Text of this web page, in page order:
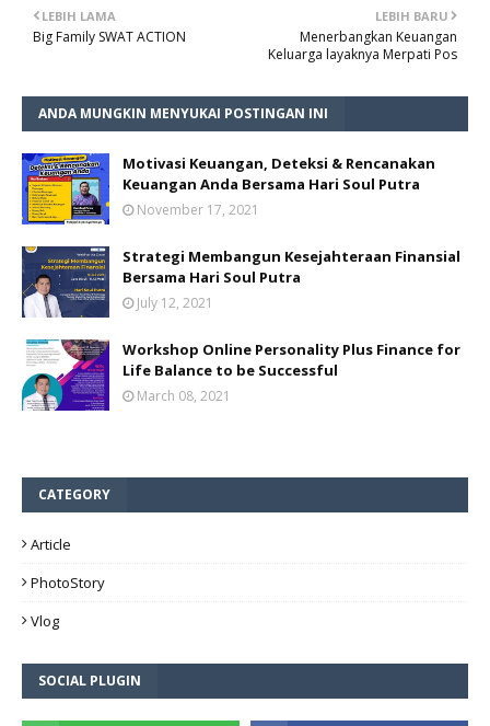
LEBIH BARU
Menerbangkan Keuangan
Keluarga layaknya Merpati Pos
LEBIH LAMA
Big Family SWAT ACTION
ANDA MUNGKIN MENYUKAI POSTINGAN INI
Motivasi Keuangan, Deteksi & Rencanakan
Keuangan Anda Bersama Hari Soul Putra
November 17, 2021
Strategi Membangun Kesejahteraan Finansial
Bersama Hari Soul Putra
July 12, 2021
Workshop Online Personality Plus Finance for
Life Balance to be Successful
March 08, 2021
CATEGORY
Article
PhotoStory
Vlog
SOCIAL PLUGIN